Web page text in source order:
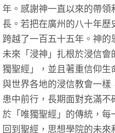
年。感謝神一直以來的帶
長。若把在廣州的八十年
跨越了一百五十五年。神
未來「浸神」扎根於浸信
獨聖經」，並且著重信仰生
與世界各地的浸信教會一
患中前行，長期面對充滿
於「唯獨聖經」的傳統，
回到聖經，思想學院的未來